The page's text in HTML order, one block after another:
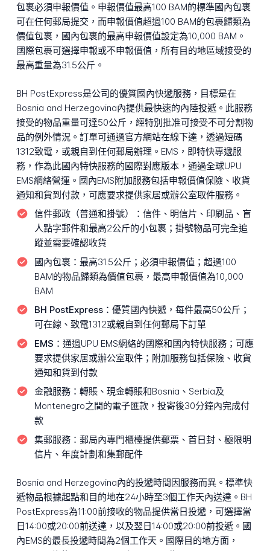
包裹必須申報價值。申報價值最高100 BAM的標準國內包裹
可在任何郵局提交，而申報價值超過100 BAM的包裹歸類為
價值包裹，國內包裹的最高申報價值設定為10,000 BAM。
國際包裹可選擇申報或不申報價值，所有目的地區域接受的
最高重量為31.5公斤。
BH PostExpress是公司的優質國內快遞服務，目標是在
Bosnia and Herzegovina內提供最快速的內陸投遞。此服務
接受的物品重量可達50公斤，經特別批准可接受不可分割物
品的例外情況。訂單可通過官方網站在線下達，透過短碼
1312致電，或親自到任何郵局辦理。EMS，即特快專遞服
務，作為此國內特快服務的國際對應版本，通過全球UPU
EMS網絡營運。國內EMS附加服務包括申報價值保險、收貨
通知和貨到付款，可應要求提供家居或辦公室取件服務。
信件郵政（普通和掛號）： 信件、明信片、印刷品、盲
人點字郵件和最高2公斤的小包裹；掛號物品可完全追
蹤並需要確認收貨
國內包裹： 最高31.5公斤；必須申報價值；超過100
BAM的物品歸類為價值包裹，最高申報價值為10,000
BAM
BH PostExpress： 優質國內快遞，每件最高50公斤；
可在線、致電1312或親自到任何郵局下訂單
EMS： 通過UPU EMS網絡的國際和國內特快服務；可應
要求提供家居或辦公室取件；附加服務包括保險、收貨
通知和貨到付款
金融服務： 轉賬、現金轉賬和Bosnia、Serbia及
Montenegro之間的電子匯款，投寄後30分鐘內完成付
款
集郵服務： 郵局內專門櫃檯提供郵票、首日封、極限明
信片、年度計劃和集郵配件
Bosnia and Herzegovina內的投遞時間因服務而異。標準快
遞物品根據起點和目的地在24小時至3個工作天內送達。BH
PostExpress為11:00前接收的物品提供當日投遞，可選擇當
日14:00或20:00前送達，以及翌日14:00或20:00前投遞。國
內EMS的最長投遞時間為2個工作天。國際目的地方面，